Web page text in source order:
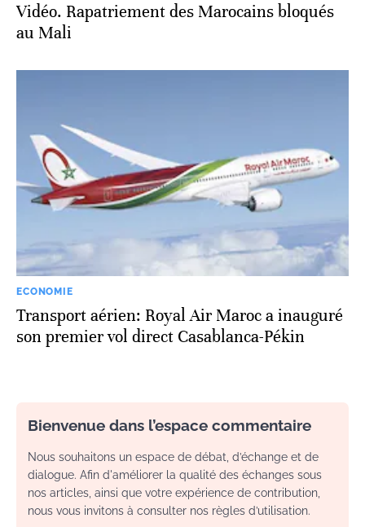
Vidéo. Rapatriement des Marocains bloqués
au Mali
ECONOMIE
Transport aérien: Royal Air Maroc a inauguré
son premier vol direct Casablanca-Pékin
Bienvenue dans l’espace commentaire
Nous souhaitons un espace de débat, d’échange et de
dialogue. Afin d'améliorer la qualité des échanges sous
nos articles, ainsi que votre expérience de contribution,
nous vous invitons à consulter nos règles d’utilisation.